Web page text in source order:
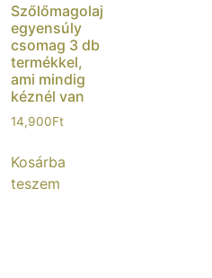
Szőlőmagolaj
egyensúly
csomag 3 db
termékkel,
ami mindig
kéznél van
14,900Ft
Kosárba
teszem